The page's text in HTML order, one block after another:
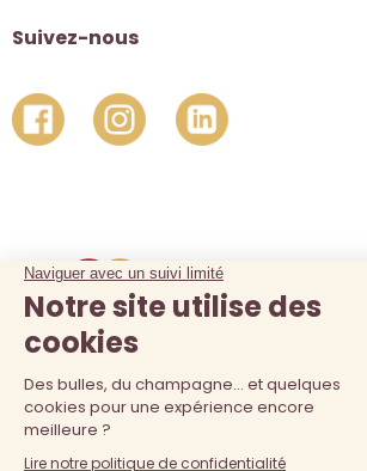
Suivez-nous
La vente d'alcool est interdite au moins
d'alcool est dangereux pour la santé, à